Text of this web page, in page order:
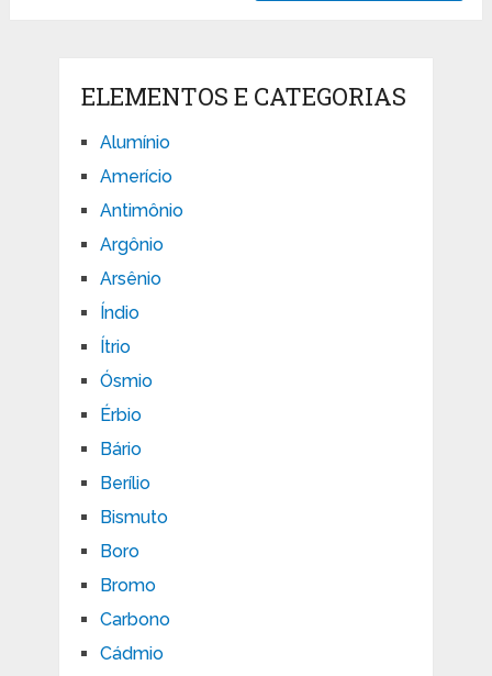
ELEMENTOS E CATEGORIAS
Alumínio
Amerício
Antimônio
Argônio
Arsênio
Índio
Ítrio
Ósmio
Érbio
Bário
Berílio
Bismuto
Boro
Bromo
Carbono
Cádmio